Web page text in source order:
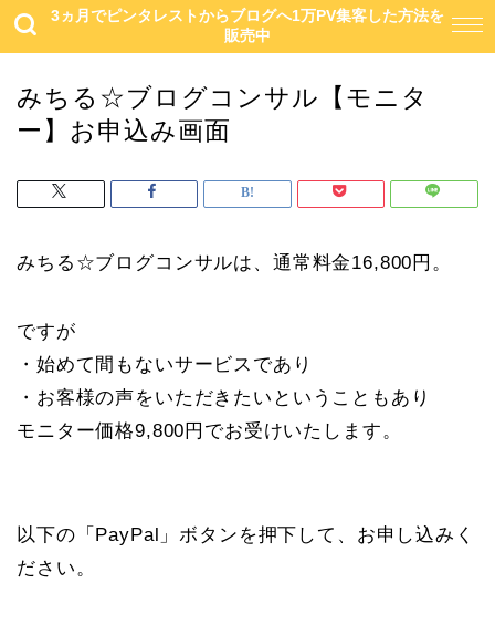
3ヵ月でピンタレストからブログへ1万PV集客した方法を
販売中
みちる☆ブログコンサル【モニタ
ー】お申込み画面
みちる☆ブログコンサルは、通常料金16,800円。
ですが
・始めて間もないサービスであり
・お客様の声をいただきたいということもあり
モニター価格9,800円でお受けいたします。
以下の「PayPal」ボタンを押下して、お申し込みく
ださい。